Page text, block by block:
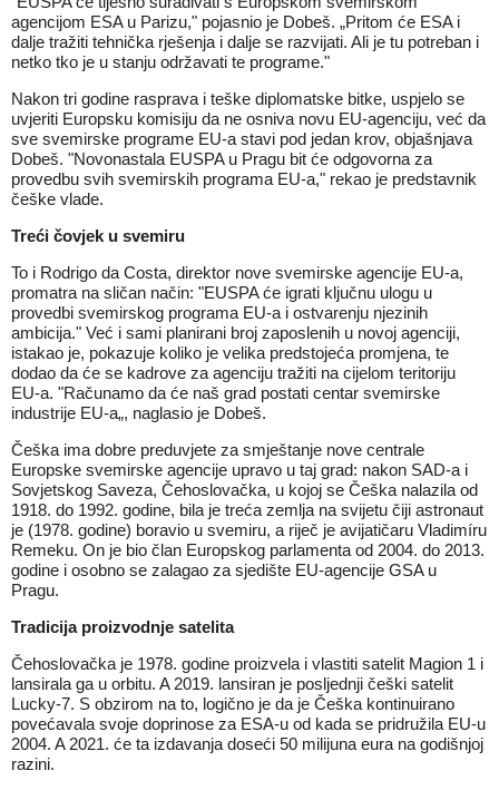
agencijom ESA u Parizu," pojasnio je Dobeš. „Pritom će ESA i
dalje tražiti tehnička rješenja i dalje se razvijati. Ali je tu potreban i
netko tko je u stanju održavati te programe."
Nakon tri godine rasprava i teške diplomatske bitke, uspjelo se
uvjeriti Europsku komisiju da ne osniva novu EU-agenciju, već da
sve svemirske programe EU-a stavi pod jedan krov, objašnjava
Dobeš. "Novonastala EUSPA u Pragu bit će odgovorna za
provedbu svih svemirskih programa EU-a," rekao je predstavnik
češke vlade.
Treći čovjek u svemiru
To i Rodrigo da Costa, direktor nove svemirske agencije EU-a,
promatra na sličan način: "EUSPA će igrati ključnu ulogu u
provedbi svemirskog programa EU-a i ostvarenju njezinih
ambicija." Već i sami planirani broj zaposlenih u novoj agenciji,
istakao je, pokazuje koliko je velika predstojeća promjena, te
dodao da će se kadrove za agenciju tražiti na cijelom teritoriju
EU-a. "Računamo da će naš grad postati centar svemirske
industrije EU-a„, naglasio je Dobeš.
Češka ima dobre preduvjete za smještanje nove centrale
Europske svemirske agencije upravo u taj grad: nakon SAD-a i
Sovjetskog Saveza, Čehoslovačka, u kojoj se Češka nalazila od
1918. do 1992. godine, bila je treća zemlja na svijetu čiji astronaut
je (1978. godine) boravio u svemiru, a riječ je avijatičaru Vladimíru
Remeku. On je bio član Europskog parlamenta od 2004. do 2013.
godine i osobno se zalagao za sjedište EU-agencije GSA u
Pragu.
Tradicija proizvodnje satelita
Čehoslovačka je 1978. godine proizvela i vlastiti satelit Magion 1 i
lansirala ga u orbitu. A 2019. lansiran je posljednji češki satelit
Lucky-7. S obzirom na to, logično je da je Češka kontinuirano
povećavala svoje doprinose za ESA-u od kada se pridružila EU-u
2004. A 2021. će ta izdavanja doseći 50 milijuna eura na godišnjoj
razini.